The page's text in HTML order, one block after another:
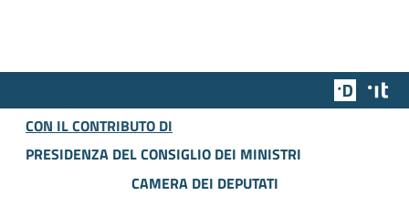
Team
CON IL CONTRIBUTO DI
PRESIDENZA DEL CONSIGLIO DEI MINISTRI
CAMERA DEI DEPUTATI